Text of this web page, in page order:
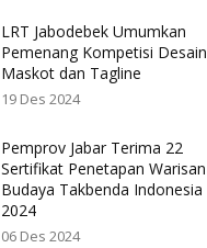
LRT Jabodebek Umumkan
Pemenang Kompetisi Desain
Maskot dan Tagline
19 Des 2024
Pemprov Jabar Terima 22
Sertifikat Penetapan Warisan
Budaya Takbenda Indonesia
2024
06 Des 2024